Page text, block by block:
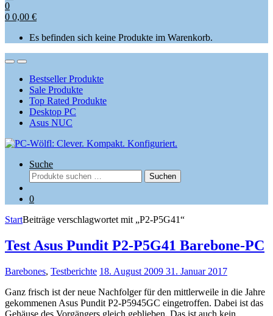
0
0 0,00 €
Es befinden sich keine Produkte im Warenkorb.
OpenClose
Bestseller Produkte
Sale Produkte
Top Rated Produkte
Desktop PC
Asus NUC
Suche
Suchen
nach:
Suchen
0
StartBeiträge verschlagwortet mit „P2-P5G41“
Test Asus Pundit P2-P5G41 Barebone-PC
Barebones, Testberichte 18. August 2009 31. Januar 2017
Ganz frisch ist der neue Nachfolger für den mittlerweile in die Jahre
gekommenen Asus Pundit P2-P5945GC eingetroffen. Dabei ist das
Gehäuse des Vorgängers gleich geblieben. Das ist auch kein